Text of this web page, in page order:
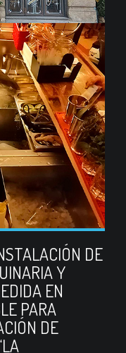
DE
Y
EN
PARA
DE